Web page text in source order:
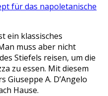
für das napoletanische
ein klassisches
muss aber nicht
Stiefels reisen, um die
zu essen. Mit diesem
Giuseppe A. D’Angelo
Hause.